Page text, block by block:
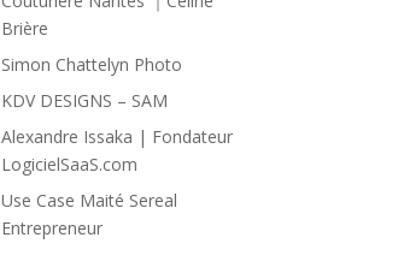
Brière
Simon Chattelyn Photo
KDV DESIGNS – SAM
Alexandre Issaka | Fondateur
LogicielSaaS.com
Use Case Maité Sereal
Entrepreneur